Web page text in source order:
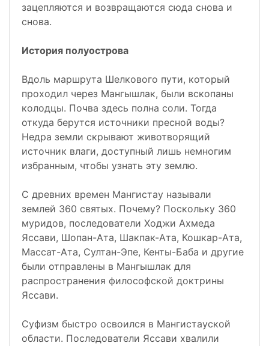
зацепляются и возвращаются сюда снова и
снова.
История полуострова
Вдоль маршрута Шелкового пути, который
проходил через Мангышлак, были вскопаны
колодцы. Почва здесь полна соли. Тогда
откуда берутся источники пресной воды?
Недра земли скрывают животворящий
источник влаги, доступный лишь немногим
избранным, чтобы узнать эту землю.
С древних времен Мангистау называли
землей 360 святых. Почему? Поскольку 360
муридов, последователи Ходжи Ахмеда
Яссави, Шопан-Ата, Шакпак-Ата, Кошкар-Ата,
Массат-Ата, Султан-Эпе, Кенты-Баба и другие
были отправлены в Мангышлак для
распространения философской доктрины
Яссави.
Суфизм быстро освоился в Мангистауской
области. Последователи Яссави хвалили